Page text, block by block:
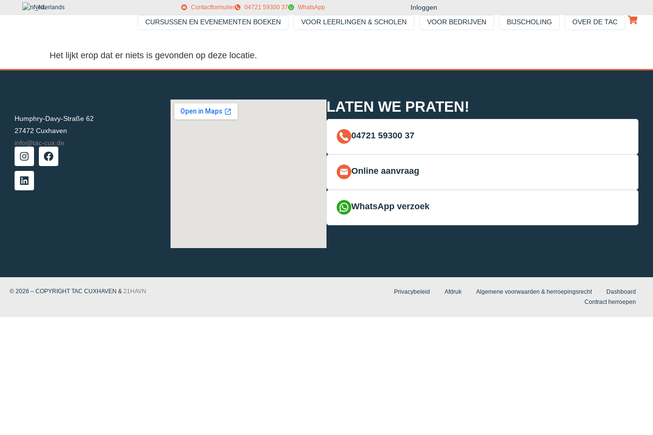
Nederlands Contactformulier 04721 59300 37 WhatsApp
Inloggen
CURSUSSEN EN EVENEMENTEN BOEKEN
VOOR LEERLINGEN & SCHOLEN VOOR BEDRIJVEN BIJSCHOLING OVER DE TAC
Het lijkt erop dat er niets is gevonden op deze locatie.
Humphry-Davy-Straße 62
27472 Cuxhaven
info@tac-cux.de
LATEN WE PRATEN!
04721 59300 37
Online aanvraag
WhatsApp verzoek
© 2026 – COPYRIGHT TAC CUXHAVEN & 21HAVN Privacybeleid Afdruk Algemene voorwaarden & herroepingsrecht
Dashboard
Contract herroepen